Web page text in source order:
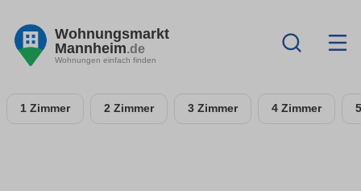
Wohnungsmarkt
Mannheim.de
Wohnungen einfach finden
1 Zimmer 2 Zimmer 3 Zimmer 4 Zimmer